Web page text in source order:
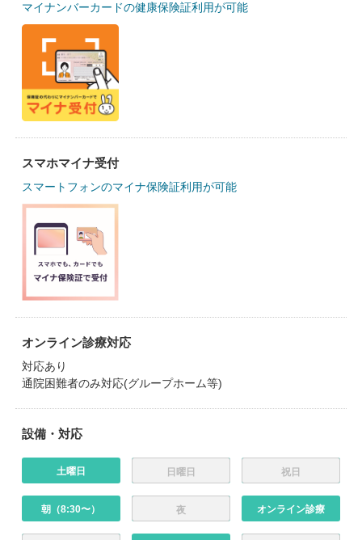
マイナンバーカードの健康保険証利用が可能
スマホマイナ受付
スマートフォンのマイナ保険証利用が可能
オンライン診療対応
対応あり
通院困難者のみ対応(グループホーム等)
設備・対応
土曜日 日曜日 祝日
朝（8:30〜） 夜 オンライン診療